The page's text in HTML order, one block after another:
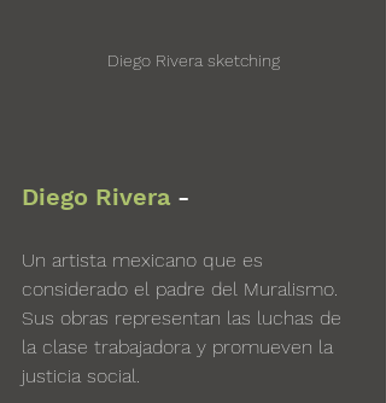
Diego Rivera sketching
Diego Rivera -
Un artista mexicano que es
considerado el padre del Muralismo.
Sus obras representan las luchas de
la clase trabajadora y promueven la
justicia social.